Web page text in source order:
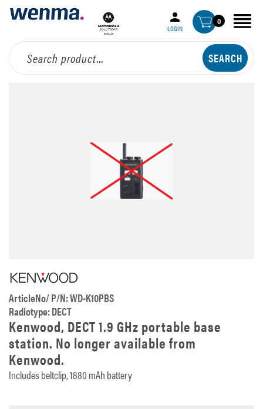
LOGIN
0
ArticleNo/ P/N: WD-K10PBS
Radiotype: DECT
Kenwood, DECT 1.9 GHz portable base
station. No longer available from
Kenwood.
Includes beltclip, 1880 mAh battery